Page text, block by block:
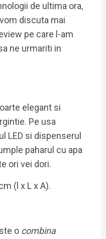
de ultima ora,
discuta mai
pe care l-am
ne urmariti in
elegant si
Pe usa
LED si dispenserul
paharul cu apa
ori vei dori.
(l x L x A).
o combina